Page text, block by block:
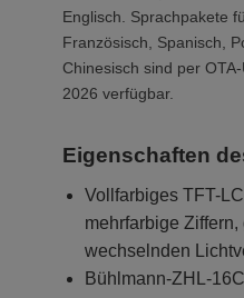
Englisch. Sprachpakete
Französisch, Spanisch,
Chinesisch sind per
2026 verfügbar.
Eigenschaften
Vollfarbiges TFT-
mehrfarbige
wechselnden
Bühlmann-ZHL-